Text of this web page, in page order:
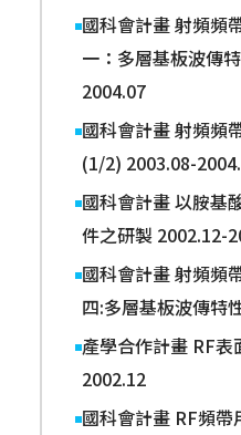
國科會計畫 射頻頻
一：多層基板波傳
2004.07
國科會計畫 射頻頻
(1/2) 2003.08-
國科會計畫 以胺基
件之研製 2002.12-
國科會計畫 射頻頻
四:多層基板波傳特
產學合作計畫 RF
2002.12
國科會計畫 RF頻